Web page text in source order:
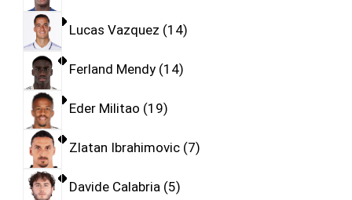
Lucas Vazquez 14
Ferland Mendy 14
Eder Militao 19
Zlatan Ibrahimovic 7
Davide Calabria 5